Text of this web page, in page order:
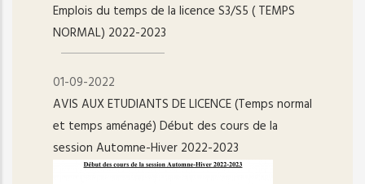
Emplois du temps de la licence S3/S5 ( TEMPS
NORMAL) 2022-2023
01-09-2022
AVIS AUX ETUDIANTS DE LICENCE (Temps normal
et temps aménagé) Début des cours de la
session Automne-Hiver 2022-2023